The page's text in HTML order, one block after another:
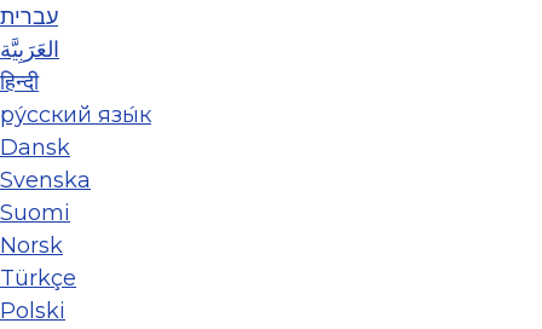
עברית
العَرَبِيَّة
हिन्दी
ру́сский язы́к
Dansk
Svenska
Suomi
Norsk
Türkçe
Polski